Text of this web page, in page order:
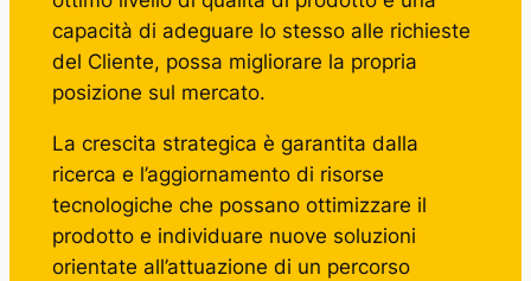
capacità di adeguare lo stesso alle richieste
del Cliente, possa migliorare la propria
posizione sul mercato.
La crescita strategica è garantita dalla
ricerca e l’aggiornamento di risorse
tecnologiche che possano ottimizzare il
prodotto e individuare nuove soluzioni
orientate all’attuazione di un percorso